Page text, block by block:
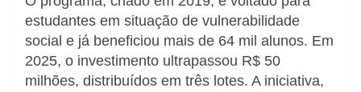
estudantes em situação de vulnerabilidade
social e já beneficiou mais de 64 mil alunos. Em
2025, o investimento ultrapassou R$ 50
milhões, distribuídos em três lotes. A iniciativa,